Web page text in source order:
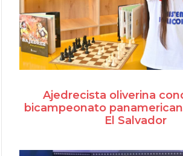
Ajedrecista oliverina
bicampeonato
El Salvador